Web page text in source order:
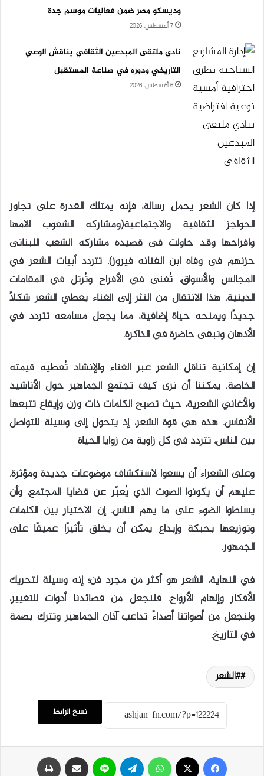
وديسكو مصر ضمن فعاليات موسم جدة
7 أغسطس، 2026
نادي ملتقى المبدعين الثقافي يناقش الوعي
التاريخي ودوره في صناعة المستقبل
6 أغسطس، 2026
إذا كان الشعر يحمل رسالة، فإنه يمتلك القدرة على تجاوز
الحواجز الثقافية والاجتماعية(ومشاركه الشعوب الامها
وافراحها وقد حاولت فى قصيده مشاركه الشعب اللبنانى
حزنهم فى وفاه ابن الفنانه فيروز). تتردد أبيات الشعر في
المجالس والأسواق، تُغنى في الأفراح وتُرتل في المقامات
الدينية. هذا الانتقال من النثر إلى الغناء يعطي الشعر شكلًا
جديدًا ويمنحه حياة إضافية، مما يجعل مسامعه تتردد في
الأذهان وتبقى حاضرة في الذاكرة.
إن إمكانية تناقل الشعر عبر الغناء والإنشاد تُعطيه قيمته
الخاصة. يمكننا أن نرى كيف تجتمع الجماهير حول الأناشيد
والأغاني الشعرية، حيث تصبح الكلمات ذات وزن وإيقاع تتبعها
الأنفاس. هذه هي قوة الشعر، إذ يتحول إلى وسيلة للتواصل
بين الناس، تتردد في كل زاوية من زوايا الحياة
وعلى الشعراء أن يسعوا لاستكشاف موضوعات جديدة ومؤثرة.
عليهم أن يكونوا الصوت الذي يُعبّر عن قضايا المجتمع، وأن
يسلطوا الضوء على ما يهم الناس. إن الاختيار بين الكلمات
وتوزيعها بحبكة وإبداع يمكن أن يخلق تأثيرًا عميقًا على
الجمهور.
في النهاية، الشعر هو أكثر من مجرد فن؛ إنه وسيلة لتحريك
الأفكار وإلهام الأرواح. فلنجعل من قصائدنا أدوات للتغيير،
ولنجعل من أصواتنا أصداءً تداعب آذان الجماهير وتترك بصمة
في التاريخ.
#الشعر
نسخ الرابط